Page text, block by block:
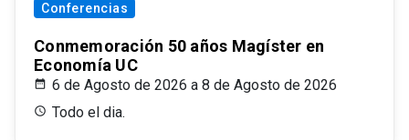
Conferencias
Conmemoración 50 años Magíster en
Economía UC
6 de Agosto de 2026 a 8 de Agosto de 2026
Todo el dia.